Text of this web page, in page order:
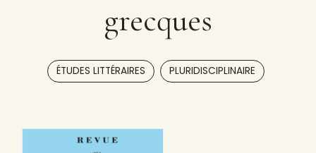
grecques
ÉTUDES LITTÉRAIRES , PLURIDISCIPLINAIRE